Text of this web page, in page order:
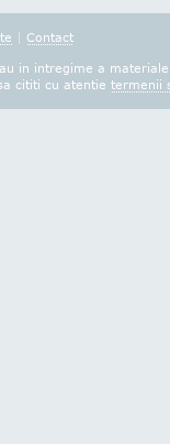
| Contact
in intregime a
cititi cu atentie termenii